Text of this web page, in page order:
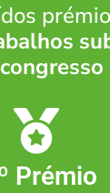
Prémio